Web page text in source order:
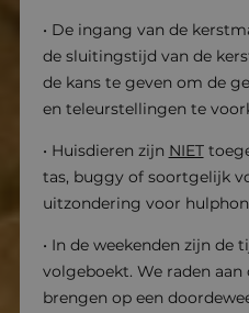
• De ingang van de
de sluitingstijd van de
de kans te geven om de
en teleurstellingen te
• Huisdieren zijn NIET
tas, buggy of soortgelijk
uitzondering voor
• In de weekenden zijn de
volgeboekt. We raden aan
brengen op een